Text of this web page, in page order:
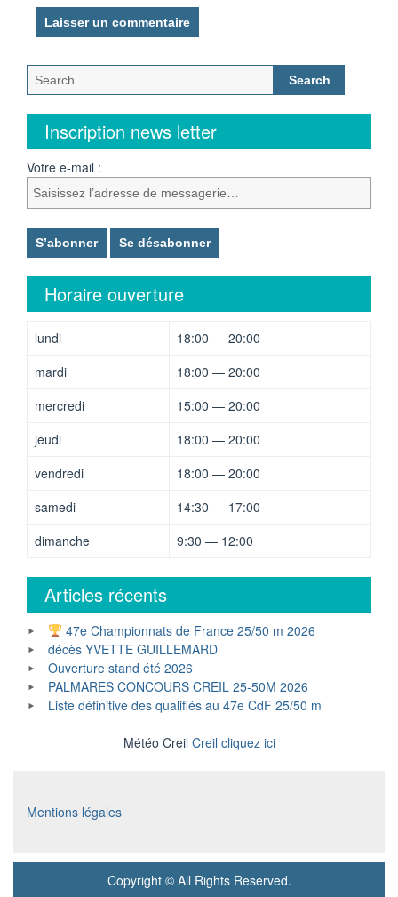
Search
for:
Inscription news letter
Votre e-mail :
Horaire ouverture
lundi
18:00 — 20:00
mardi
18:00 — 20:00
mercredi
15:00 — 20:00
jeudi
18:00 — 20:00
vendredi
18:00 — 20:00
samedi
14:30 — 17:00
dimanche
9:30 — 12:00
Articles récents
47e Championnats de France 25/50 m 2026
décès YVETTE GUILLEMARD
Ouverture stand été 2026
PALMARES CONCOURS CREIL 25-50M 2026
Liste définitive des qualifiés au 47e CdF 25/50 m
Météo Creil Creil cliquez ici
Mentions légales
Copyright © All Rights Reserved.